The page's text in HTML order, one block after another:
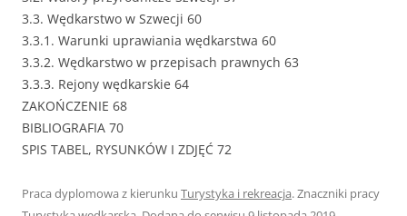
3.3. Wędkarstwo w Szwecji 60
3.3.1. Warunki uprawiania wędkarstwa 60
3.3.2. Wędkarstwo w przepisach prawnych 63
3.3.3. Rejony wędkarskie 64
ZAKOŃCZENIE 68
BIBLIOGRAFIA 70
SPIS TABEL, RYSUNKÓW I ZDJĘĆ 72
Praca dyplomowa z kierunku Turystyka i rekreacja. Znaczniki pracy